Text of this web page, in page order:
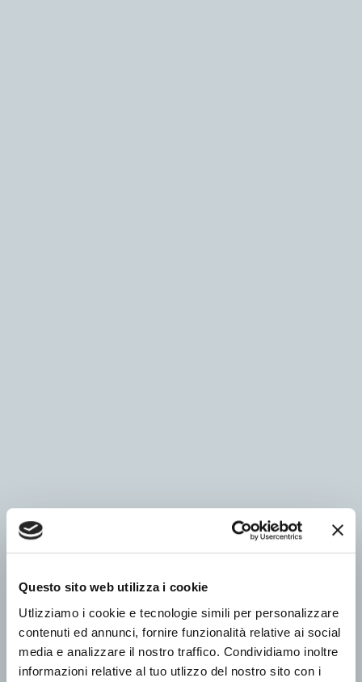
Questo sito web utilizza i cookie
Utlizziamo i cookie e tecnologie simili per personalizzare
contenuti ed annunci, fornire funzionalità relative ai social
media e analizzare il nostro traffico. Condividiamo inoltre
informazioni relative al tuo utlizzo del nostro sito con i